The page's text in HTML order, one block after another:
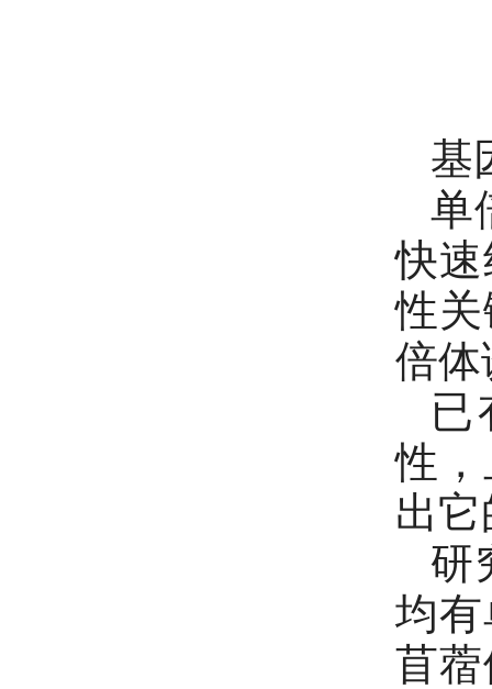
基
单
快
性
倍体
已
性
出
研
均
苜